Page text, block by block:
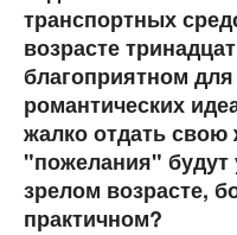
транспортных
возрасте
благоприятном
романтических
жалко отдать свою
"пожелания" будут
зрелом возрасте,
практичном?